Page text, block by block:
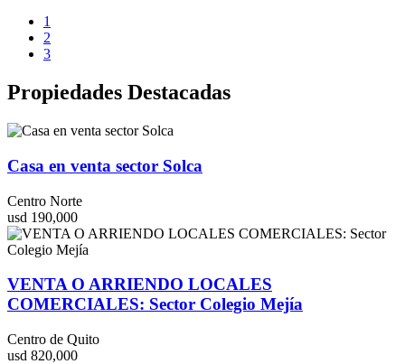
1
2
3
Propiedades Destacadas
Casa en venta sector Solca
Centro Norte
usd 190,000
VENTA O ARRIENDO LOCALES
COMERCIALES: Sector Colegio Mejía
Centro de Quito
usd 820,000